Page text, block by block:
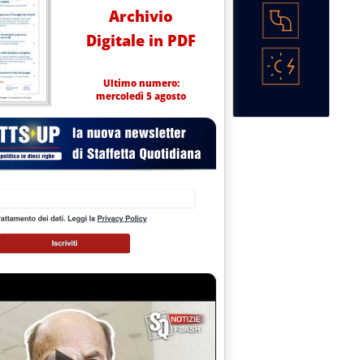
Archivio
Digitale in PDF
Ultimo numero:
mercoledì 5 agosto